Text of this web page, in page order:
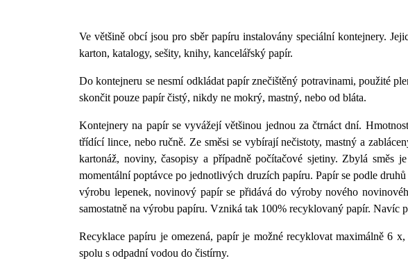
Ve většině obcí jsou pro sběr papíru instalovány speciální kontejnery.
karton, katalogy, sešity, knihy, kancelářský papír.
Do kontejneru se nesmí odkládat papír znečištěný potravinami, použité
skončit pouze papír čistý, nikdy ne mokrý, mastný, nebo od bláta.
Kontejnery na papír se vyvážejí většinou jednou za čtrnáct dní.
třídící lince, nebo ručně. Ze směsi se vybírají nečistoty, mastný a
kartonáž, noviny, časopisy a případně počítačové sjetiny. Zbylá
momentální poptávce po jednotlivých druzích papíru. Papír se podle
výrobu lepenek, novinový papír se přidává do výroby nového
samostatně na výrobu papíru. Vzniká tak 100% recyklovaný papír. Navíc
Recyklace papíru je omezená, papír je možné recyklovat maximálně 6
spolu s odpadní vodou do čistírny.